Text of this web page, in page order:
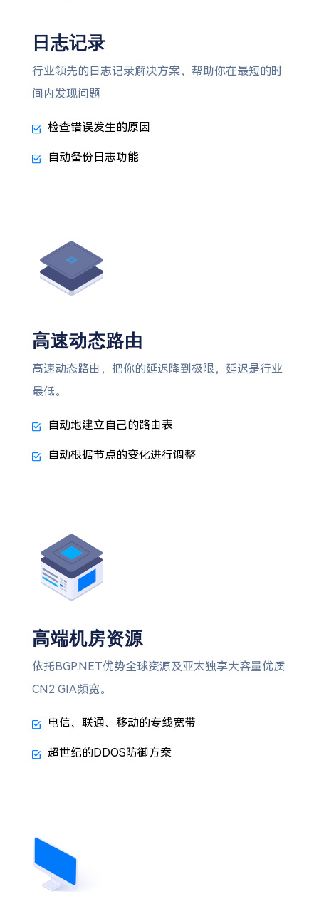
日志记录
行业领先的日志记录解决方案，帮助你在最短的时
间内发现问题
检查错误发生的原因
自动备份日志功能
高速动态路由
高速动态路由，把你的延迟降到极限，延迟是行业
最低。
自动地建立自己的路由表
自动根据节点的变化进行调整
高端机房资源
依托BGP.NET优势全球资源及亚太独享大容量优质
CN2 GIA频宽。
电信、联通、移动的专线宽带
超世纪的DDOS防御方案